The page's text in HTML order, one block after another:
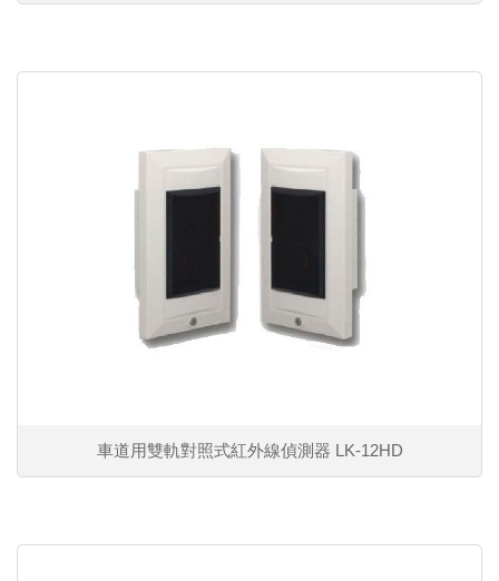
車道用雙軌對照式紅外線偵測器 LK-12HD